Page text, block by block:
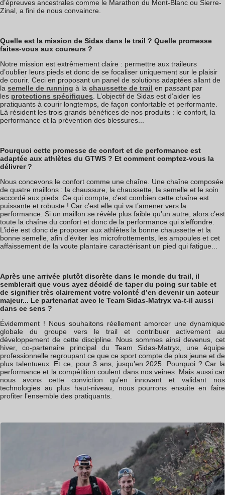
d’épreuves ancestrales comme le Marathon du Mont-Blanc ou Sierre-
Zinal, a fini de nous convaincre.
Quelle est la mission de Sidas dans le trail ? Quelle promesse
faites-vous aux coureurs ?
Notre mission est extrêmement claire : permettre aux traileurs
d’oublier leurs pieds et donc de se focaliser uniquement sur le plaisir
de courir. Ceci en proposant un panel de solutions adaptées allant de
la semelle de running à la chaussette de trail en passant par
les protections spécifiques
L’objectif de Sidas est d’aider les
pratiquants à courir longtemps, de façon confortable et performante.
Là résident les trois grands bénéfices de nos produits : le confort, la
performance et la prévention des blessures...
Pourquoi cette promesse de confort et de performance est
adaptée aux athlètes du GTWS ? Et comment comptez-vous la
délivrer ?
Nous concevons le confort comme une chaîne. Une chaîne composée
de quatre maillons : la chaussure, la chaussette, la semelle et le soin
accordé aux pieds. Ce qui compte, c’est combien cette chaîne est
puissante et robuste ! Car c’est elle qui va t’amener vers la
performance. Si un maillon se révèle plus faible qu’un autre, alors c’est
toute la chaîne du confort et donc de la performance qui s’effondre.
L’idée est donc de proposer aux athlètes la bonne chaussette et la
bonne semelle, afin d’éviter les microfrottements, les ampoules et cet
affaissement de la voute plantaire caractérisant un pied qui fatigue...
Après une arrivée plutôt discrète dans le monde du trail, il
semblerait que vous ayez décidé de taper du poing sur table et
de signifier très clairement votre volonté d’en devenir un acteur
majeur... Le partenariat avec le Team Sidas-Matryx va-t-il aussi
dans ce sens ?
Évidemment ! Nous souhaitons réellement amorcer une dynamique
globale du groupe vers le trail et contribuer activement au
développement de cette discipline. Nous sommes ainsi devenus, cet
hiver, co-partenaire principal du Team Sidas-Matryx, une équipe
professionnelle regroupant ce que ce sport compte de plus jeune et de
plus talentueux. Et ce, pour 3 ans, jusqu’en 2025. Pourquoi ? Car la
performance et la compétition coulent dans nos veines. Mais aussi car
nous avons cette conviction qu’en innovant et validant nos
technologies au plus haut-niveau, nous pourrons ensuite en faire
profiter l’ensemble des pratiquants.